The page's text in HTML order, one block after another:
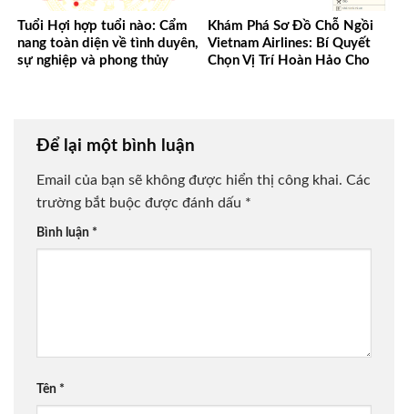
Tuổi Hợi hợp tuổi nào: Cẩm
nang toàn diện về tình duyên,
sự nghiệp và phong thủy
Khám Phá Sơ Đồ Chỗ Ngồi
Vietnam Airlines: Bí Quyết
Chọn Vị Trí Hoàn Hảo Cho
Để lại một bình luận
Email của bạn sẽ không được hiển thị công khai. Các
trường bắt buộc được đánh dấu *
Bình luận *
Tên *